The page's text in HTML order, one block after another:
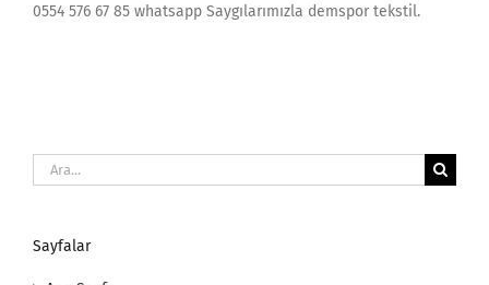
0554 576 67 85 whatsapp Saygılarımızla demspor tekstil.
Ara:
Sayfalar